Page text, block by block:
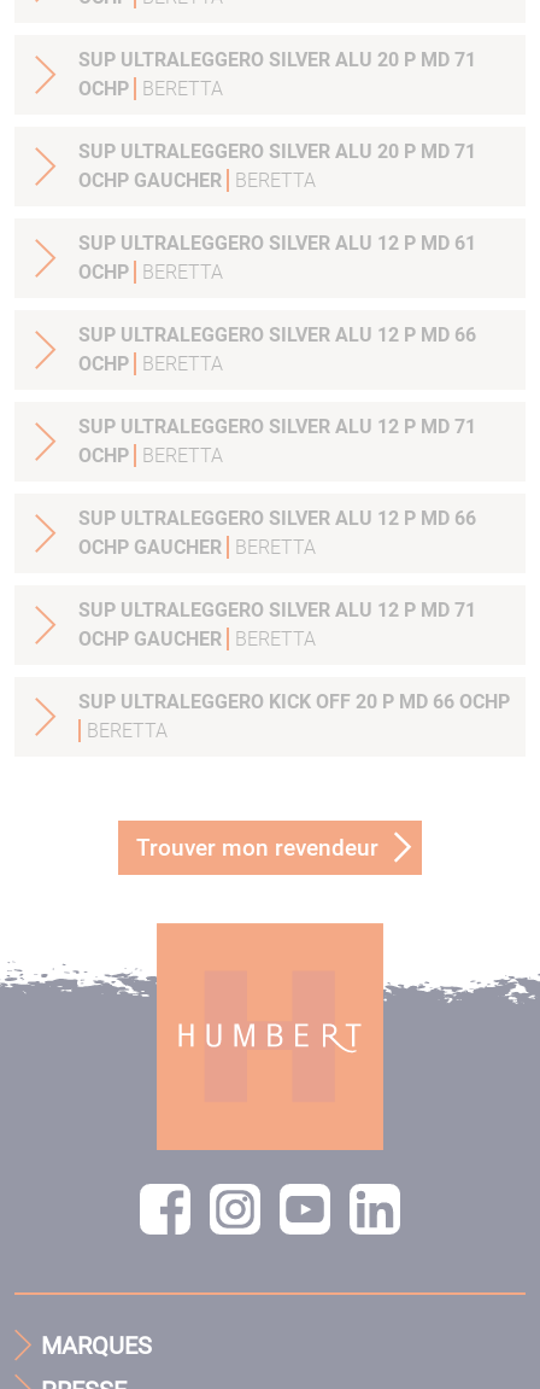
SUP ULTRALEGGERO SILVER ALU 20 P MD 71
OCHP
BERETTA
SUP ULTRALEGGERO SILVER ALU 20 P MD 71
OCHP GAUCHER
BERETTA
SUP ULTRALEGGERO SILVER ALU 12 P MD 61
OCHP
BERETTA
SUP ULTRALEGGERO SILVER ALU 12 P MD 66
OCHP
BERETTA
SUP ULTRALEGGERO SILVER ALU 12 P MD 71
OCHP
BERETTA
SUP ULTRALEGGERO SILVER ALU 12 P MD 66
OCHP GAUCHER
BERETTA
SUP ULTRALEGGERO SILVER ALU 12 P MD 71
OCHP GAUCHER
BERETTA
SUP ULTRALEGGERO KICK OFF 20 P MD 66 OCHP
BERETTA
Trouver mon revendeur
MARQUES